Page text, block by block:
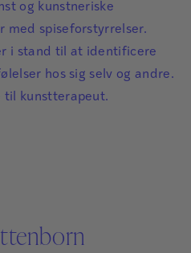
og kunstneriske
med spiseforstyrrelser.
i stand til at identificere
hos sig selv og andre.
til kunstterapeut.